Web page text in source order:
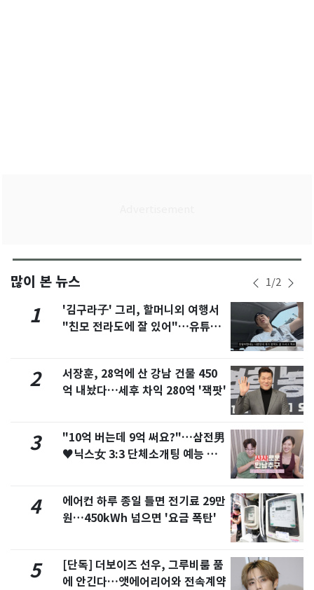
많이 본 뉴스 1/2
1
'김구라子' 그리, 할머니외 여행서
"친모 전라도에 잘 있어"…유튜브
2
서장훈, 28억에 산 강남 건물 450
억 내놨다…세후 차익 280억 '잭팟'
3
"10억 버는데 9억 써요?"…삼전男
♥닉스女 3:3 단체소개팅 예능 화
4
에어컨 하루 종일 틀면 전기료 29만
원…450kWh 넘으면 '요금 폭탄'
5
[단독] 더보이즈 선우, 그루비룸 품
에 안긴다…앳에어리어와 전속계약